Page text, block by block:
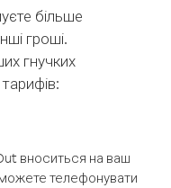
більше
гроші.
гнучких
вноситься на ваш
телефонувати